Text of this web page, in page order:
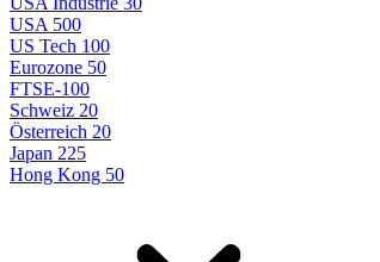
USA 500
US Tech 100
Eurozone 50
FTSE-100
Schweiz 20
Österreich 20
Japan 225
Hong Kong 50